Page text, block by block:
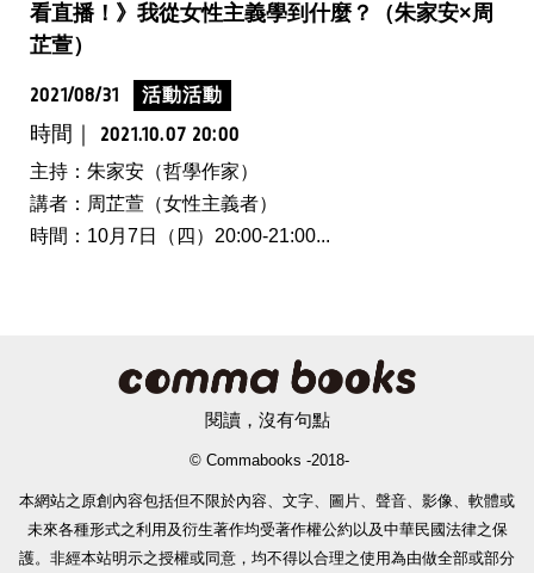
看直播！》我從女性主義學到什麼？（朱家安×周
芷萱）
2021/08/31 活動活動
時間｜ 2021.10.07 20:00
主持：朱家安（哲學作家）
講者：周芷萱（女性主義者）
時間：10月7日（四）20:00-21:00...
閱讀，沒有句點
© Commabooks -2018-
本網站之原創內容包括但不限於內容、文字、圖片、聲音、影像、軟體或
未來各種形式之利用及衍生著作均受著作權公約以及中華民國法律之保
護。非經本站明示之授權或同意，均不得以合理之使用為由做全部或部分